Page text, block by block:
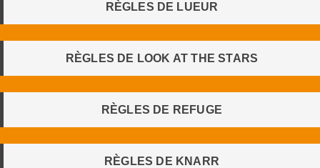
RÈGLES DE LUEUR
RÈGLES DE LOOK AT THE STARS
RÈGLES DE REFUGE
RÈGLES DE KNARR